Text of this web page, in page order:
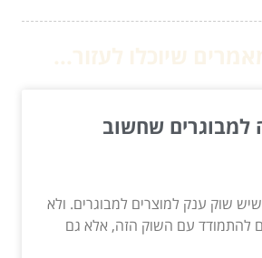
למבוגרים שחשוב
שיש שוק ענק למוצרים למבוגרים. ולא
להתמודד עם השוק הזה, אלא גם